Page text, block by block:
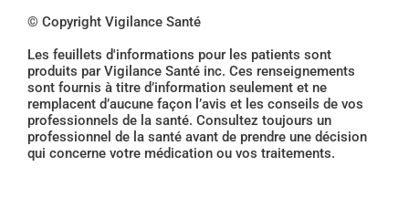
© Copyright Vigilance Santé
Les feuillets d'informations pour les patients sont
produits par Vigilance Santé inc. Ces renseignements
sont fournis à titre d’information seulement et ne
remplacent d’aucune façon l’avis et les conseils de vos
professionnels de la santé. Consultez toujours un
professionnel de la santé avant de prendre une décision
qui concerne votre médication ou vos traitements.